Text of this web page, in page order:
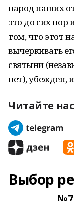
народ наших
это до сих пор
том, что этот
вычеркивать
святыни
нет), убежден,
Читайте нас
Выбор